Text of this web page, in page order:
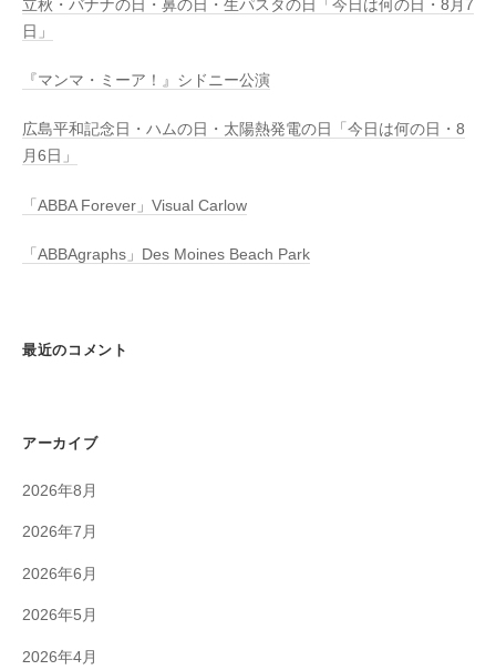
立秋・バナナの日・鼻の日・生パスタの日「今日は何の日・8月7
日」
『マンマ・ミーア！』シドニー公演
広島平和記念日・ハムの日・太陽熱発電の日「今日は何の日・8
月6日」
「ABBA Forever」Visual Carlow
「ABBAgraphs」Des Moines Beach Park
最近のコメント
アーカイブ
2026年8月
2026年7月
2026年6月
2026年5月
2026年4月